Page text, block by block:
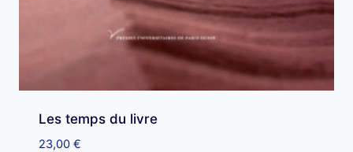
Les temps du livre
23,00 €